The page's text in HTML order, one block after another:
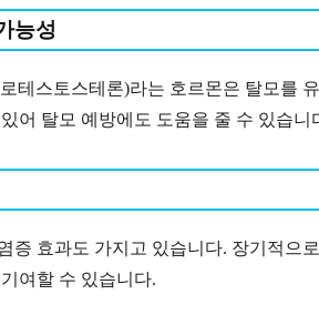
능성
테스토스테론)라는 호르몬은 탈모를
어 탈모 예방에도 도움을 줄 수 있습니
증 효과도 가지고 있습니다. 장기적으
여할 수 있습니다.